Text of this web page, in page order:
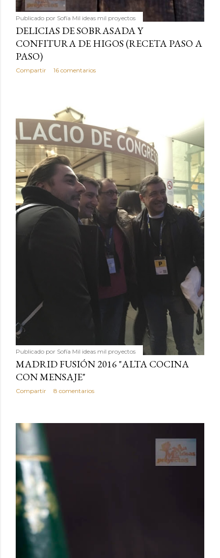
Publicado por Sofía Mil ideas mil proyectos
DELICIAS DE SOBRASADA Y
CONFITURA DE HIGOS (RECETA PASO A
PASO)
Compartir 16 comentarios
Publicado por Sofía Mil ideas mil proyectos
MADRID FUSIÓN 2016 "ALTA COCINA
CON MENSAJE"
Compartir 8 comentarios